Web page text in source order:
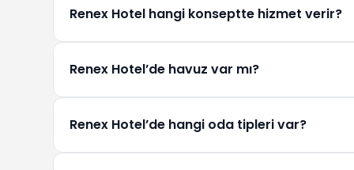
Renex Hotel hangi konseptte hizmet verir?
Renex Hotel’de havuz var mı?
Renex Hotel’de hangi oda tipleri var?